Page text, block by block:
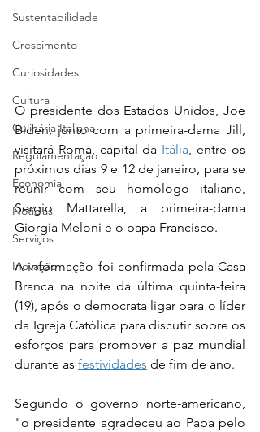
Sustentabilidade
Crescimento
Curiosidades
Cultura
Culinária Italiana
Regulamentação
Economia
Notícias
Serviços
Inovação
O presidente dos Estados Unidos, Joe
Biden, junto com a primeira-dama Jill,
visitará Roma, capital da Itália, entre os
próximos dias 9 e 12 de janeiro, para se
reunir com seu homólogo italiano,
Sergio Mattarella, a primeira-dama
Giorgia Meloni e o papa Francisco.
A informação foi confirmada pela Casa
Branca na noite da última quinta-feira
(19), após o democrata ligar para o líder
da Igreja Católica para discutir sobre os
esforços para promover a paz mundial
durante as festividades de fim de ano.
Segundo o governo norte-americano,
"o presidente agradeceu ao Papa pelo